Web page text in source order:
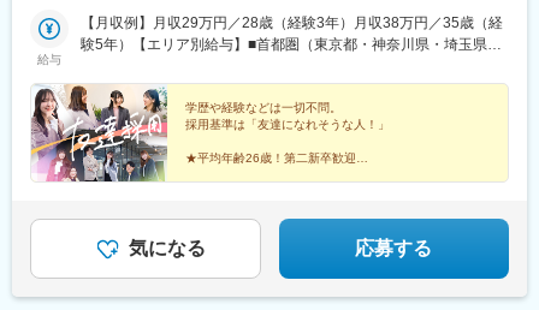
＝＝▼各本社・支社＝＝＝＝＝＝＝＜東京本社＞・南北線「六本
木一丁目駅」徒歩3分・日比谷線／大江戸線「六本木駅」徒歩7
駅」徒歩14分＜大阪本社＞・JR各線「大阪駅」より徒歩2分・阪
急各線「梅田駅」より徒歩5分＜札幌支社＞・札幌市営地下鉄南北
線「さっぽろ」駅より徒歩1分・JR「札幌」駅より徒歩2分＜仙台
支社＞・JR「仙台駅」徒歩5分＜名古屋支社＞・各線「名古屋
駅」より徒歩1分（駅直結）＜福岡支社＞・地下鉄「櫛田神社前
軒茶屋駅、三田駅(東京都)、四ツ谷駅、自由が丘駅、芝公園駅、秋
葉原駅、渋谷駅、勝どき駅、上野駅、新橋駅、新江古田駅、新宿
岳寺駅、代々木駅、代々木上原駅、大崎駅、大手町駅(東京都)、大
塚駅(東京都)、大門駅(東京都)、池袋駅、中目黒駅、中野駅(東京
都)、町田駅、東京駅、飯田橋駅、品川駅、豊洲駅、北千住駅、目
黒駅、有楽町駅、立川駅、六本木駅、さいたま新都心駅、ふじみ
野駅、浦和駅、浦和美園駅、越谷レイクタウン駅、戸田公園駅、
駅、大宮駅(埼玉県)、朝霞駅、朝霞台駅、東浦和駅、東川口駅、東
大宮駅、南浦和駅、南越谷駅、武蔵浦和駅、北浦和駅、北戸田
給与
【月収例】月収29万円／28歳（経験3年）月収38万円／35歳（経
験5年）【エリア別給与】■首都圏（東京都・神奈川県・埼玉県・
兵庫県・奈良県・京都府・滋賀県）月給203,700円～280,000円＋
賞与年3回■北海道（札幌）月給186,000円～250,000円＋賞与年3
回■東北（福島県・宮城県）月給180,000円～250,000円＋賞与年3
回■東海（愛知県・岐阜県・静岡県・三重県）月給200,000円～
250,000円＋賞与年3回■九州（福岡県）月給182,900円～250,000
齢を考慮し、ご相談の上で決定します。
学歴や経験などは一切不問。
採用基準は「友達になれそうな人！」
★平均年齢26歳！第二新卒歓迎
★完全週休2日制＆残業月平均8h以下
気になる 応募する